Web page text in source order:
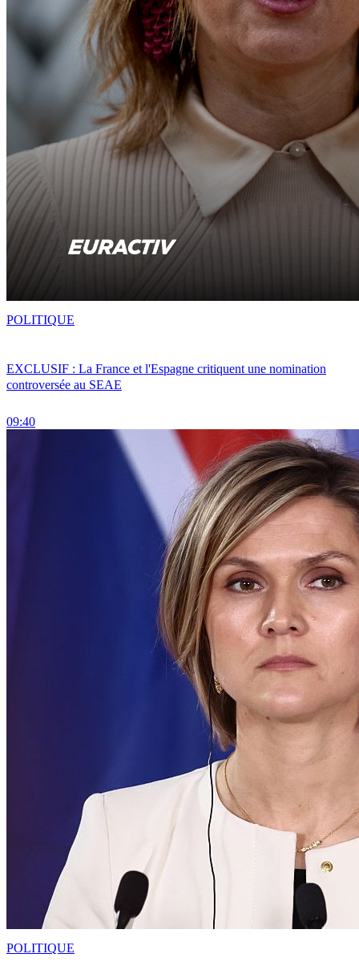
EXCLUSIF : La France et l'Espagne critiquent une nomination
controversée au SEAE
09:40
POLITIQUE
POLITIQUE